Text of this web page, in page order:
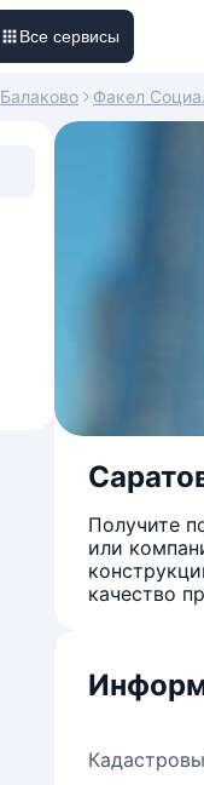
Все сервисы
Балаково Факел
Получите
или
качество